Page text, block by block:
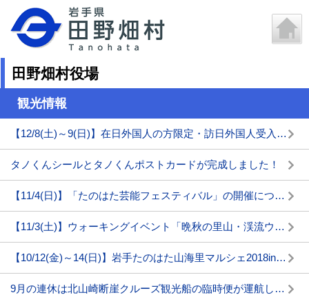
田野畑村役場
観光情報
【12/8(土)～9(日)】在日外国人の方限定・訪日外国人受入れモニターツアーin田野畑村が開催されます
タノくんシールとタノくんポストカードが完成しました！
【11/4(日)】「たのはた芸能フェスティバル」の開催について
【11/3(土)】ウォーキングイベント「晩秋の里山・渓流ウォーキング」が開催されます!
【10/12(金)～14(日)】岩手たのはた山海里マルシェ2018in仙台
9月の連休は北山崎断崖クルーズ観光船の臨時便が運航します！